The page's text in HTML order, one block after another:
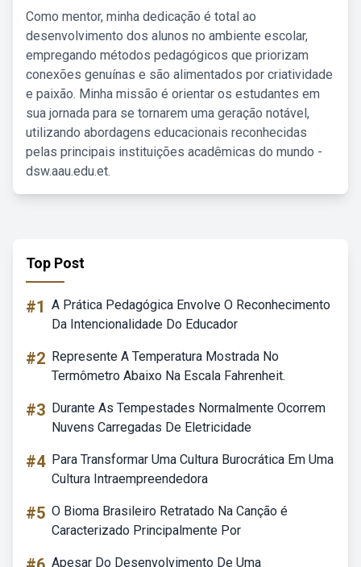
Como mentor, minha dedicação é total ao
desenvolvimento dos alunos no ambiente escolar,
empregando métodos pedagógicos que priorizam
conexões genuínas e são alimentados por criatividade
e paixão. Minha missão é orientar os estudantes em
sua jornada para se tornarem uma geração notável,
utilizando abordagens educacionais reconhecidas
pelas principais instituições acadêmicas do mundo -
dsw.aau.edu.et.
Top Post
#1 A Prática Pedagógica Envolve O Reconhecimento
Da Intencionalidade Do Educador
#2 Represente A Temperatura Mostrada No
Termômetro Abaixo Na Escala Fahrenheit.
#3 Durante As Tempestades Normalmente Ocorrem
Nuvens Carregadas De Eletricidade
#4 Para Transformar Uma Cultura Burocrática Em Uma
Cultura Intraempreendedora
#5 O Bioma Brasileiro Retratado Na Canção é
Caracterizado Principalmente Por
Apesar Do Desenvolvimento De Uma